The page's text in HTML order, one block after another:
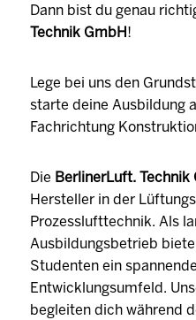
Dann bist du genau
Technik GmbH!
Lege bei uns den
starte deine Ausbildung
Fachrichtung
Die BerlinerLuft. Technik
Hersteller in der
Prozesslufttechnik. Als
Ausbildungsbetrieb
Studenten ein
Entwicklungsumfeld.
begleiten dich während